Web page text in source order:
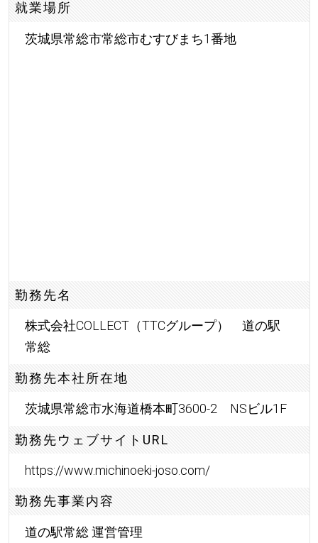
就業場所
茨城県常総市常総市むすびまち1番地
勤務先名
株式会社COLLECT（TTCグループ） 道の駅
常総
勤務先本社所在地
茨城県常総市水海道橋本町3600-2 NSビル1F
勤務先ウェブサイトURL
https://www.michinoeki-joso.com/
勤務先事業内容
道の駅常総 運営管理